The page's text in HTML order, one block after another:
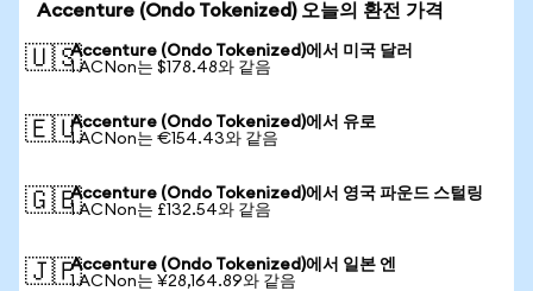
Accenture (Ondo Tokenized) 오늘의 환전 가격
🇺🇸Accenture (Ondo Tokenized)에서 미국 달러
1 ACNon는 $178.48와 같음
🇪🇺Accenture (Ondo Tokenized)에서 유로
1 ACNon는 €154.43와 같음
🇬🇧Accenture (Ondo Tokenized)에서 영국 파운드 스털링
1 ACNon는 £132.54와 같음
🇯🇵Accenture (Ondo Tokenized)에서 일본 엔
1 ACNon는 ¥28,164.89와 같음